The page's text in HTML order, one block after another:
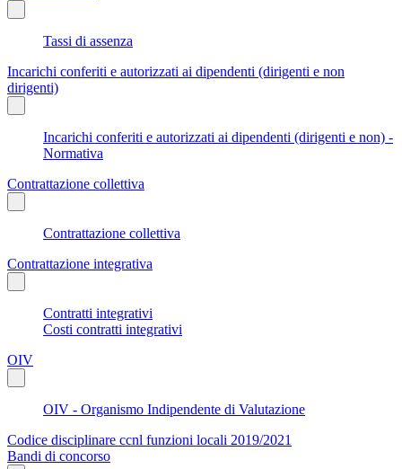
Tassi di assenza
Incarichi conferiti e autorizzati ai dipendenti (dirigenti e non
dirigenti)
Incarichi conferiti e autorizzati ai dipendenti (dirigenti e non) -
Normativa
Contrattazione collettiva
Contrattazione collettiva
Contrattazione integrativa
Contratti integrativi
Costi contratti integrativi
OIV
OIV - Organismo Indipendente di Valutazione
Codice disciplinare ccnl funzioni locali 2019/2021
Bandi di concorso